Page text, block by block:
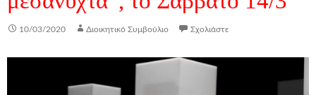
10/03/2020 Διοικητικό Συμβούλιο Σχολιάστε